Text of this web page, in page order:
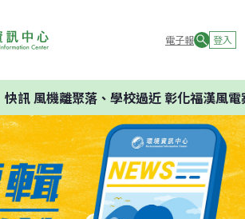
電子報 登入
快訊風機離聚落、學校過近 彰化福漢風電